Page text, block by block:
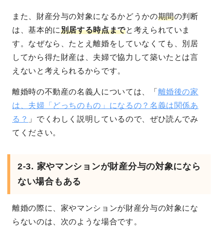
また、財産分与の対象になるかどうかの期間の判断
は、基本的に別居する時点までと考えられていま
す。なぜなら、たとえ離婚をしていなくても、別居
してから得た財産は、夫婦で協力して築いたとは言
えないと考えられるからです。
離婚時の不動産の名義人については、「 離婚後の家
は、夫婦「どっちのもの」になるの？名義は関係あ
る？ 」でくわしく説明しているので、ぜひ読んでみ
てください。
2-3. 家やマンションが財産分与の対象になら
ない場合もある
離婚の際に、家やマンションが財産分与の対象にな
らないのは、次のような場合です。